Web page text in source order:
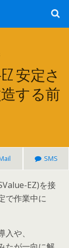
EZ 安定さ
する前
SMS
EZ)を接
で作業中に
や、